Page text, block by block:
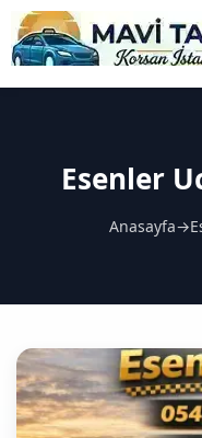
Esenler
Anasayfa→